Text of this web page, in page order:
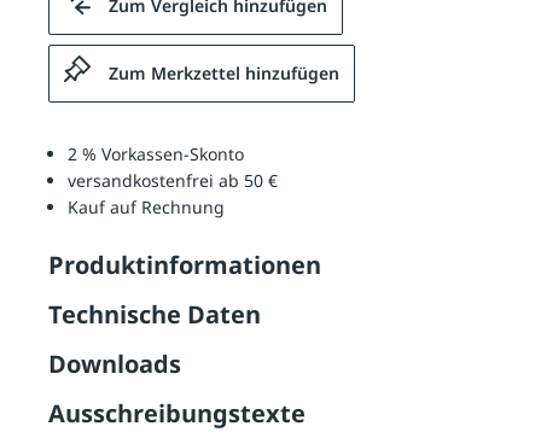
Zum Vergleich hinzufügen
Zum Merkzettel hinzufügen
2 % Vorkassen-Skonto
versandkostenfrei ab 50 €
Kauf auf Rechnung
Produktinformationen
Technische Daten
Downloads
Ausschreibungstexte